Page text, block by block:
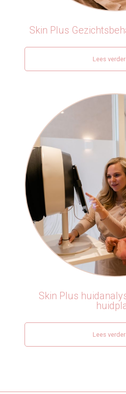
Skin Plus
Lees verder
Skin Plus
Lees verder